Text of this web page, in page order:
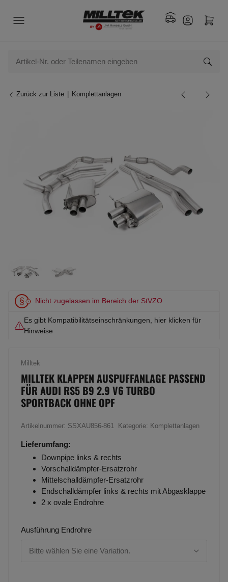
Zurück zur Liste Komplettanlagen
Nicht zugelassen im Bereich der StVZO
Es gibt Kompatibilitätseinschränkungen, hier klicken für
Hinweise
Milltek
MILLTEK KLAPPEN AUSPUFFANLAGE PASSEND
FÜR AUDI RS5 B9 2.9 V6 TURBO
SPORTBACK OHNE OPF
Artikelnummer: SSXAU856-861 Kategorie: Komplettanlagen
Lieferumfang:
Downpipe links & rechts
Vorschalldämpfer-Ersatzrohr
Mittelschalldämpfer-Ersatzrohr
Endschalldämpfer links & rechts mit Abgasklappe
2 x ovale Endrohre
Ausführung Endrohre
Bitte wählen Sie eine Variation.